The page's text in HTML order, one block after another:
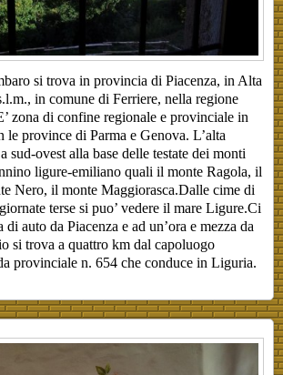
si trova in provincia di Piacenza, in Alta
in comune di Ferriere, nella regione
zona di confine regionale e provinciale in
le province di Parma e Genova. L’alta
sud-ovest alla base delle testate dei monti
ligure-emiliano quali il monte Ragola, il
Nero, il monte Maggiorasca.Dalle cime di
terse si puo’ vedere il mare Ligure.Ci
di auto da Piacenza e ad un’ora e mezza da
si trova a quattro km dal capoluogo
provinciale n. 654 che conduce in Liguria.